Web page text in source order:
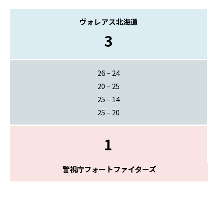
ヴォレアス北海道
3
26 – 24
20 – 25
25 – 14
25 – 20
1
警視庁フォートファイターズ